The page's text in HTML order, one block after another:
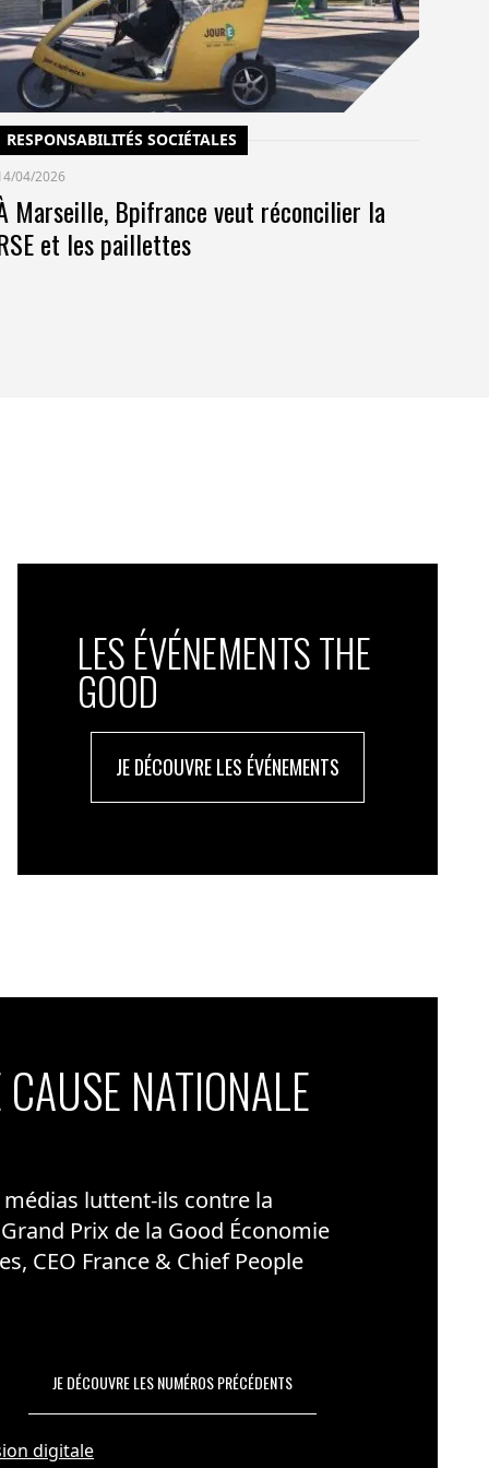
RESPONSABILITÉS SOCIÉTALES
04/2026
Marseille, Bpifrance veut réconcilier la
et les paillettes
LES ÉVÉNEMENTS THE
GOOD
JE DÉCOUVRE LES ÉVÉNEMENTS
NATIONALE
luttent-ils contre la
Prix de la Good Économie
CEO France & Chief People
JE DÉCOUVRE LES NUMÉROS PRÉCÉDENTS
digitale